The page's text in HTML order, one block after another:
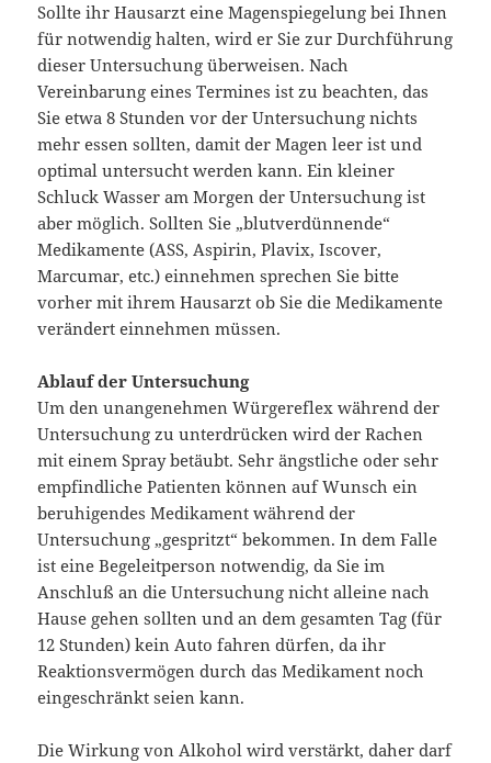
Sollte ihr Hausarzt eine Magenspiegelung bei Ihnen
für notwendig halten, wird er Sie zur Durchführung
dieser Untersuchung überweisen. Nach
Vereinbarung eines Termines ist zu beachten, das
Sie etwa 8 Stunden vor der Untersuchung nichts
mehr essen sollten, damit der Magen leer ist und
optimal untersucht werden kann. Ein kleiner
Schluck Wasser am Morgen der Untersuchung ist
aber möglich. Sollten Sie „blutverdünnende“
Medikamente (ASS, Aspirin, Plavix, Iscover,
Marcumar, etc.) einnehmen sprechen Sie bitte
vorher mit ihrem Hausarzt ob Sie die Medikamente
verändert einnehmen müssen.
Ablauf der Untersuchung
Um den unangenehmen Würgereflex während der
Untersuchung zu unterdrücken wird der Rachen
mit einem Spray betäubt. Sehr ängstliche oder sehr
empfindliche Patienten können auf Wunsch ein
beruhigendes Medikament während der
Untersuchung „gespritzt“ bekommen. In dem Falle
ist eine Begeleitperson notwendig, da Sie im
Anschluß an die Untersuchung nicht alleine nach
Hause gehen sollten und an dem gesamten Tag (für
12 Stunden) kein Auto fahren dürfen, da ihr
Reaktionsvermögen durch das Medikament noch
eingeschränkt seien kann.
Die Wirkung von Alkohol wird verstärkt, daher darf